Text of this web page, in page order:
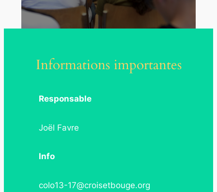
Informations importantes
Responsable
Joël Favre
Info
colo13-17@croisetbouge.org